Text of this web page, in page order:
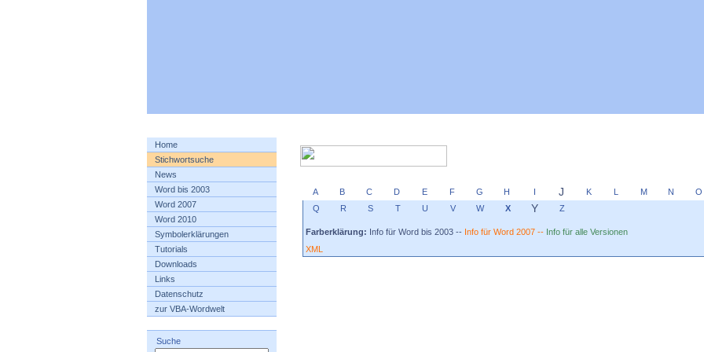
A B C D E F G H I J K L M N
Q
R S T U V W X Y Z
Farberklärung: Info für Word bis 2003 -- Info für Word 2007 -- Info für alle Versionen
XML
Home
Stichwortsuche
News
Word bis 2003
Word 2007
Word 2010
Symbolerklärungen
Tutorials
Downloads
Links
Datenschutz
zur VBA-Wordwelt
Suche